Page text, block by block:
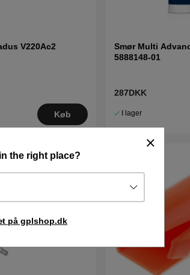
the right place?
på gplshop.dk
V220Ac2
Køb
Smør Multi
5888148-01
287DKK
I lager